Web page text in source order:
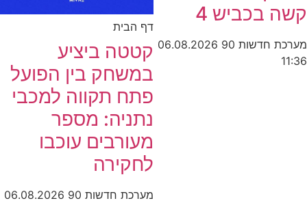
קשה בכביש 4
מערכת חדשות 90
06.08.2026
11:36
דף הבית
קטטה ביציע
במשחק בין הפועל
פתח תקווה למכבי
נתניה: מספר
מעורבים עוכבו
לחקירה
מערכת חדשות 90
06.08.2026